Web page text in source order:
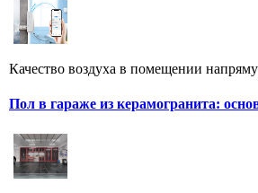
Качество воздуха в помещении
Пол в гараже из керамогранита: